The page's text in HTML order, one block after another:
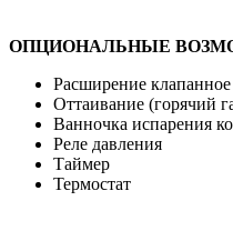
ОПЦИОНАЛЬНЫЕ
Расширение клапанное
Оттаивание (горячий
Ванночка испарения
Реле давления
Таймер
Термостат